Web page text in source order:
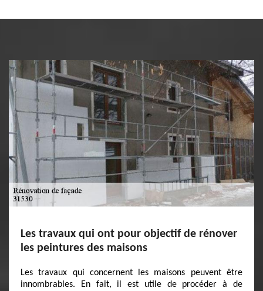
Les travaux qui ont pour objectif de rénover
les peintures des maisons
Les travaux qui concernent les maisons peuvent être
innombrables. En fait, il est utile de procéder à de